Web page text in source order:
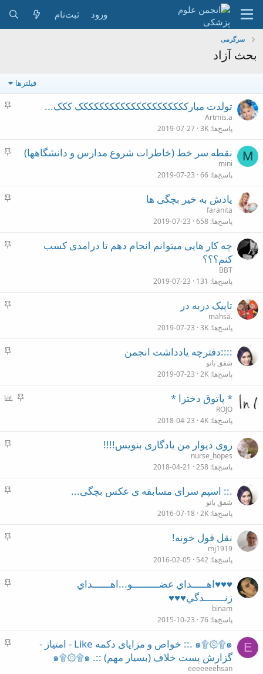
ورود ثبت‌نام
سرگرمی
بحث آزاد
فیلترها
چ
تولدت مبارککککککککککککککککککککک ککک...
Artmis.a
پاسخ‌ها 3K
2019-07-27
M
چ
نقطه سر خط (خاطرات شروع مدارس و دانشگاهها)
mini
پاسخ‌ها 66
2019-07-23
چ
یادش به خیر بچگی ها
faranita
پاسخ‌ها 658
2019-07-23
چ
چه کار هایی میتوانم انجام دهم تا درامدی کسب
کنم؟؟؟
BBT
پاسخ‌ها 131
2019-07-23
چ
تاپیک دربه در
mahsa.
پاسخ‌ها 3K
2019-07-23
چ
::::دفترچه یادداشت انجمن
شفق بانو
پاسخ‌ها 2K
2019-07-23
چ
ن
ن
* پاتوق دخترا *
ROJO
پاسخ‌ها 4K
2018-04-23
چ
روی دیوار من یادگاری بنویس!!!!
nurse_hopes
پاسخ‌ها 258
2018-04-21
چ
.:: اسپم سرای مسابقه ی عکس بچگی...
شفق بانو
پاسخ‌ها 2K
2016-07-18
چ
نقل قول خونه!
mj1919
پاسخ‌ها 542
2016-02-05
چ
♥♥♥اهـــــداي عضـــــــــو...اهــــــداي
زنـــــــدگي♥♥♥
binam
پاسخ‌ها 76
2015-10-23
E
چ
๑۩۞۩‍‍๑ .:: خواص و مزايای دكمه Like - امتیاز -
گزارش پست خلاف (بسيار مهم) ::. ๑۩۞۩๑
eeeeeeehsan